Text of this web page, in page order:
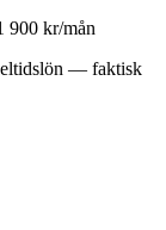
900 kr/mån
— faktisk